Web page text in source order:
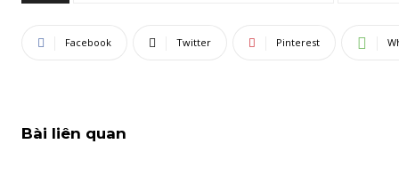
Facebook Twitter Pinterest
Bài liên quan